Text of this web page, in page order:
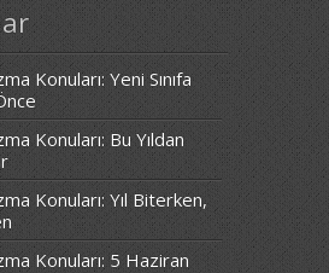
Konuları: Yeni Sınıfa
Konuları: Bu Yıldan
Konuları: Yıl Biterken,
Konuları: 5 Haziran